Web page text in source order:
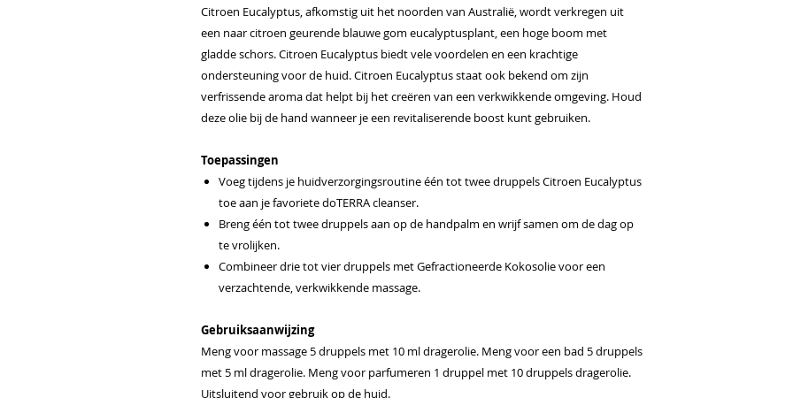
Citroen Eucalyptus, afkomstig uit het noorden van Australië, wordt verkregen uit
een naar citroen geurende blauwe gom eucalyptusplant, een hoge boom met
gladde schors. Citroen Eucalyptus biedt vele voordelen en een krachtige
ondersteuning voor de huid. Citroen Eucalyptus staat ook bekend om zijn
verfrissende aroma dat helpt bij het creëren van een verkwikkende omgeving. Houd
deze olie bij de hand wanneer je een revitaliserende boost kunt gebruiken.
Toepassingen
Voeg tijdens je huidverzorgingsroutine één tot twee druppels Citroen Eucalyptus
toe aan je favoriete doTERRA cleanser.
Breng één tot twee druppels aan op de handpalm en wrijf samen om de dag op
te vrolijken.
Combineer drie tot vier druppels met Gefractioneerde Kokosolie voor een
verzachtende, verkwikkende massage.
Gebruiksaanwijzing
Meng voor massage 5 druppels met 10 ml dragerolie. Meng voor een bad 5 druppels
met 5 ml dragerolie. Meng voor parfumeren 1 druppel met 10 druppels dragerolie.
Uitsluitend voor gebruik op de huid.